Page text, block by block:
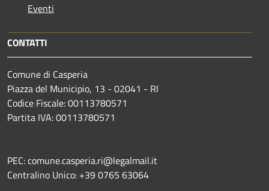
Eventi
CONTATTI
Comune di Casperia
Piazza del Municipio, 13 - 02041 - RI
Codice Fiscale: 00113780571
Partita IVA: 00113780571
PEC: comune.casperia.ri@legalmail.it
Centralino Unico: +39 0765 63064